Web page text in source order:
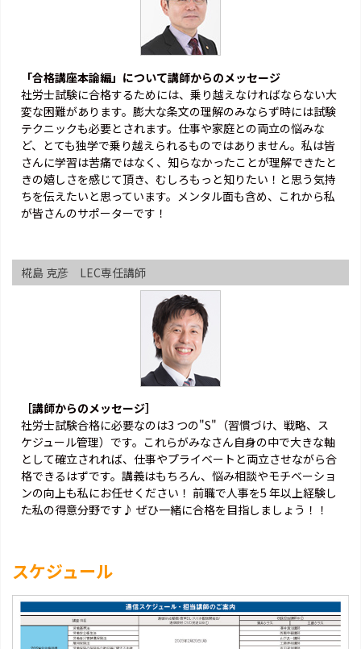
「合格講座本論編」について講師からのメッセージ
社労士試験に合格するためには、乗り越えなければならない大
変な困難があります。膨大な条文の理解のみならず時には試験
テクニックも必要とされます。仕事や家庭との両立の悩みな
ど、とても独学で乗り越えられるものではありません。私は皆
さんに学習は苦痛ではなく、知らなかったことが理解できたと
きの嬉しさを感じて頂き、むしろもっと知りたい！と思う気持
ちを伝えたいと思っています。メンタル面も含め、これから私
が皆さんのサポーターです！
椛島 克彦 LEC専任講師
［講師からのメッセージ］
社労士試験合格に必要なのは3 つの"S"（習慣づけ、戦略、ス
ケジュール管理）です。これらがみなさん自身の中で大きな軸
として確立されれば、仕事やプライベートと両立させながら合
格できるはずです。講義はもちろん、悩み相談やモチベーショ
ンの向上も私にお任せください！ 前職で人事を5 年以上経験し
た私の得意分野です♪ ぜひ一緒に合格を目指しましょう！！
スケジュール